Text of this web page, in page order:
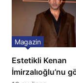
Estetikli Kenan
İmirzalıoğlu’nu
Magazin